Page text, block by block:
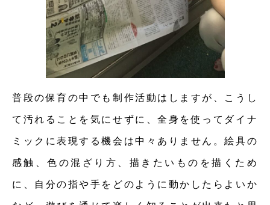
普段の保育の中でも制作活動はしますが、こうし
て汚れることを気にせずに、全身を使ってダイナ
ミックに表現する機会は中々ありません。絵具の
感触、色の混ざり方、描きたいものを描くため
に、自分の指や手をどのように動かしたらよいか